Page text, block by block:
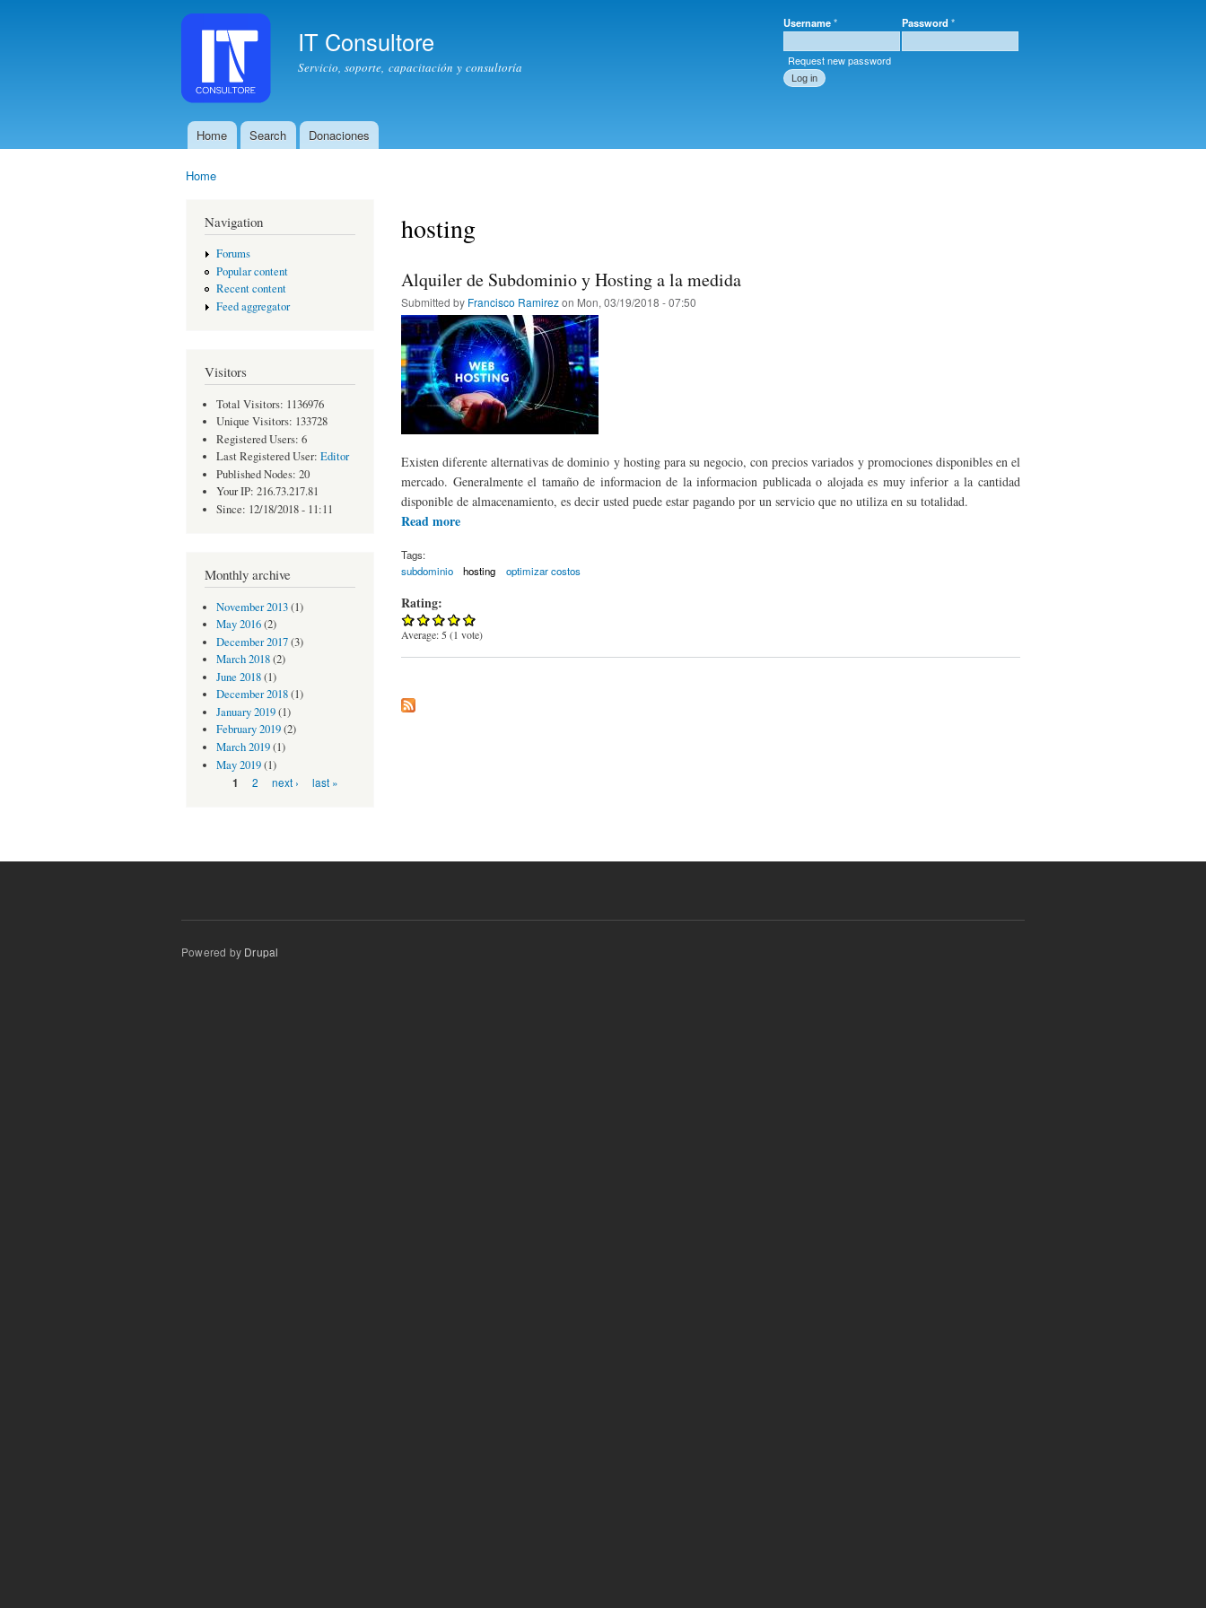
IT Consultore
Servicio, soporte, capacitación y consultoría
User login
Username* Password *
Request new password
Main menu
Home Search Donaciones
Home
Navigation
Forums
Popular content
Recent content
Feed aggregator
Visitors
Total Visitors: 1136976
Unique Visitors: 133728
Registered Users: 6
Last Registered User: Editor
Published Nodes: 20
Your IP: 216.73.217.81
Since: 12/18/2018 - 11:11
Monthly archive
November 2013(1)
May 2016(2)
December 2017(3)
March 2018(2)
June 2018(1)
December 2018(1)
January 2019(1)
February 2019(2)
March 2019(1)
May 2019(1)
Pages1 2 next › last »
hosting
Alquiler de Subdominio y Hosting a la medida
Submitted by Francisco Ramirezon Mon, 03/19/2018 - 07:50
Existen diferente alternativas de dominio y hosting para su negocio, con precios variados y promociones disponibles en el
mercado. Generalmente el tamaño de informacion de la informacion publicada o alojada es muy inferior a la cantidad
disponible de almacenamiento, es decir usted puede estar pagando por un servicio que no utiliza en su totalidad.
Read more
Tags:
subdominio
hosting optimizar costos
Rating:
Average:5 (1 vote)
Powered by Drupal